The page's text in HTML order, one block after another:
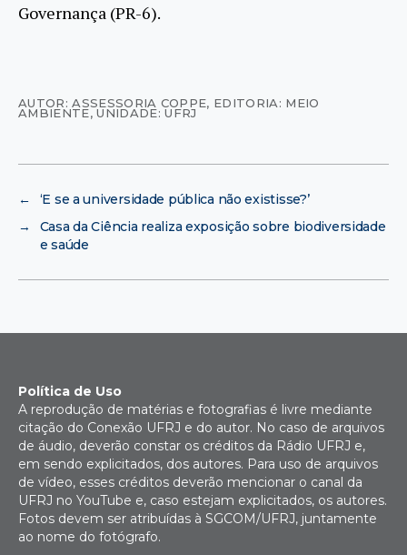
Governança (PR-6).
AUTOR: ASSESSORIA COPPE, EDITORIA: MEIO
AMBIENTE,UNIDADE: UFRJ
←
‘E se a universidade pública não existisse?’
→
Casa da Ciência realiza exposição sobre biodiversidade
e saúde
Política de Uso
A reprodução de matérias e fotografias é livre mediante
citação do Conexão UFRJ e do autor. No caso de arquivos
de áudio, deverão constar os créditos da Rádio UFRJ e,
em sendo explicitados, dos autores. Para uso de arquivos
de vídeo, esses créditos deverão mencionar o canal da
UFRJ no YouTube e, caso estejam explicitados, os autores.
Fotos devem ser atribuídas à SGCOM/UFRJ, juntamente
ao nome do fotógrafo.